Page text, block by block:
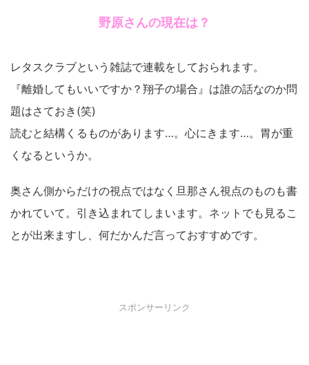
野原さんの現在は？
レタスクラブという雑誌で連載をしておられます。
『離婚してもいいですか？翔子の場合』は誰の話なのか問
題はさておき(笑)
読むと結構くるものがあります…。心にきます…。胃が重
くなるというか。
奥さん側からだけの視点ではなく旦那さん視点のものも書
かれていて。引き込まれてしまいます。ネットでも見るこ
とが出来ますし、何だかんだ言っておすすめです。
スポンサーリンク